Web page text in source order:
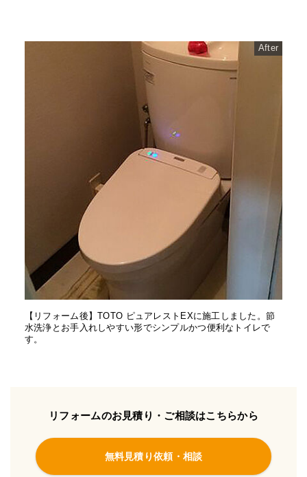
After
【リフォーム後】TOTO ピュアレストEXに施工しました。節
水洗浄とお手入れしやすい形でシンプルかつ便利なトイレで
す。
リフォームのお見積り・ご相談はこちらから
無料見積り依頼・相談